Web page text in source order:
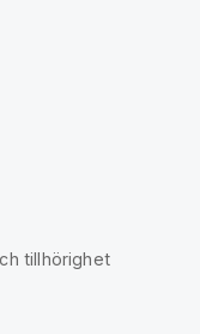
tillhörighet